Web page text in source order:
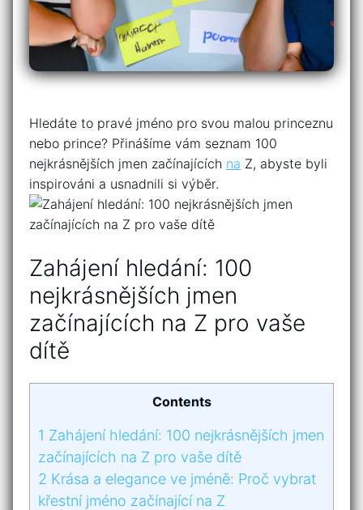
Hledáte⁤ to pravé jméno pro svou malou princeznu
nebo⁣ prince? Přinášíme vám seznam 100‍
nejkrásnějších jmen ⁤začínajících na Z, abyste byli
inspirováni a usnadnili si výběr.
Zahájení‍ hledání: 100
nejkrásnějších jmen
začínajících na Z⁤ pro vaše
dítě
Contents
1 Zahájení‍ hledání: 100 nejkrásnějších jmen
začínajících na Z⁤ pro vaše dítě
2 Krása a elegance ve jméně: Proč vybrat
křestní jméno začínající ​na Z